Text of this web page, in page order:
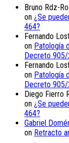
Bruno Rdz-
on ¿Se
464?
Fernando
on Patología
Decreto 905/
Fernando
on Patología
Decreto 905/
Diego Fierro
on ¿Se
464?
Gabriel
on Retracto